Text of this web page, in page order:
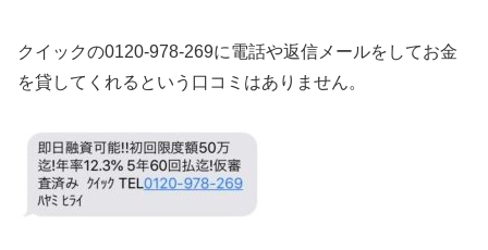
クイックの0120-978-269に電話や返信メールをしてお金
を貸してくれるという口コミはありません。